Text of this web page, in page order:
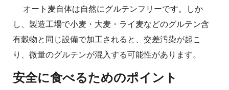
オート麦自体は自然にグルテンフリーです。しか
し、製造工場で小麦・大麦・ライ麦などのグルテン含
有穀物と同じ設備で加工されると、交差汚染が起こ
り、微量のグルテンが混入する可能性があります。
安全に食べるためのポイント